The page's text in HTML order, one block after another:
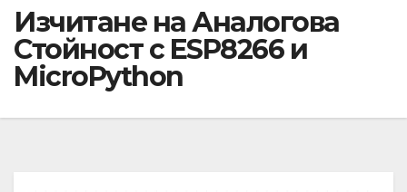
Изчитане на Аналогова
Стойност с ESP8266 и
MicroPython